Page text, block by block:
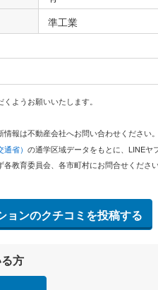
準工業
ようお願いいたします。
報は不動産会社へお問い合わせください。
省） の通学区域データをもとに、LINEヤ
教育委員会、各市町村にお問合せください
ョンのクチコミを投稿する
方